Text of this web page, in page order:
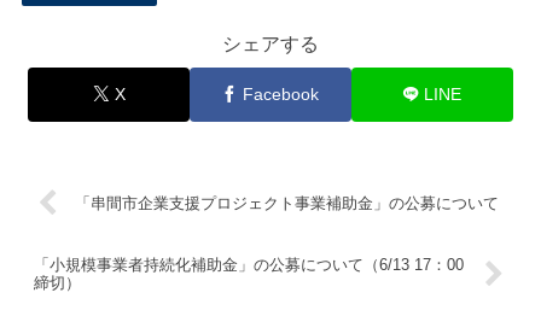
シェアする
X Facebook LINE
「串間市企業支援プロジェクト事業補助金」の公募について
「小規模事業者持続化補助金」の公募について（6/13 17：00
締切）